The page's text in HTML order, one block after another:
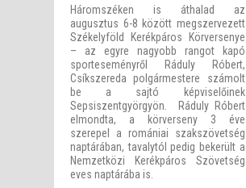
Háromszéken is áthalad az
augusztus 6-8 között megszervezett
Székelyföld Kerékpáros Körversenye
– az egyre nagyobb rangot kapó
sporteseményről Ráduly Róbert,
Csíkszereda polgármestere számolt
be a sajtó képviselőinek
Sepsiszentgyörgyön. Ráduly Róbert
elmondta, a körverseny 3 éve
szerepel a romániai szakszövetség
naptárában, tavalytól pedig bekerült a
Nemzetközi Kerékpáros Szövetség
eves naptárába is.